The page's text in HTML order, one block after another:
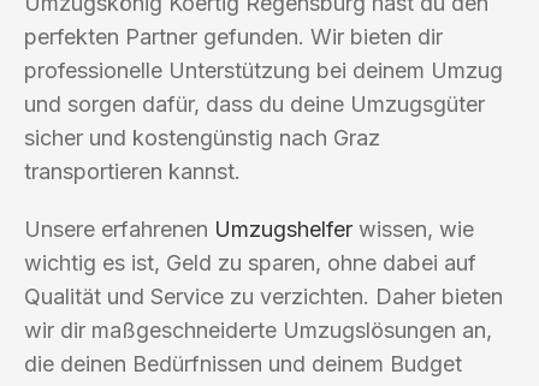
perfekten Partner gefunden. Wir bieten dir
professionelle Unterstützung bei deinem Umzug
und sorgen dafür, dass du deine Umzugsgüter
sicher und kostengünstig nach Graz
transportieren kannst.
Unsere erfahrenen Umzugshelfer wissen, wie
wichtig es ist, Geld zu sparen, ohne dabei auf
Qualität und Service zu verzichten. Daher bieten
wir dir maßgeschneiderte Umzugslösungen an,
die deinen Bedürfnissen und deinem Budget